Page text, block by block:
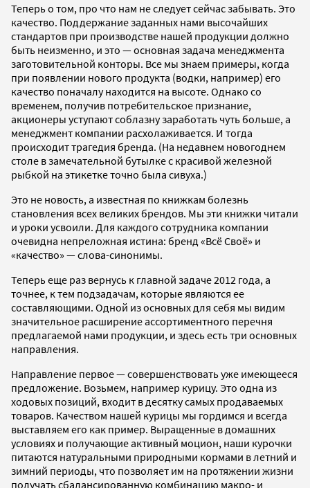
Теперь о том, про что нам не следует сейчас забывать. Это
качество. Поддержание заданных нами высочайших
стандартов при производстве нашей продукции должно
быть неизменно, и это — основная задача менеджмента
заготовительной конторы. Все мы знаем примеры, когда
при появлении нового продукта (водки, например) его
качество поначалу находится на высоте. Однако со
временем, получив потребительское признание,
акционеры уступают соблазну заработать чуть больше, а
менеджмент компании расхолаживается. И тогда
происходит трагедия бренда. (На недавнем новогоднем
столе в замечательной бутылке с красивой железной
рыбкой на этикетке точно была сивуха.)
Это не новость, а известная по книжкам болезнь
становления всех великих брендов. Мы эти книжки читали
и уроки усвоили. Для каждого сотрудника компании
очевидна непреложная истина: бренд «Всё Своё» и
«качество» — слова-синонимы.
Теперь еще раз вернусь к главной задаче 2012 года, а
точнее, к тем подзадачам, которые являются ее
составляющими. Одной из основных для себя мы видим
значительное расширение ассортиментного перечня
предлагаемой нами продукции, и здесь есть три основных
направления.
Направление первое — совершенствовать уже имеющееся
предложение. Возьмем, например курицу. Это одна из
ходовых позиций, входит в десятку самых продаваемых
товаров. Качеством нашей курицы мы гордимся и всегда
выставляем его как пример. Выращенные в домашних
условиях и получающие активный моцион, наши курочки
питаются натуральными природными кормами в летний и
зимний периоды, что позволяет им на протяжении жизни
получать сбалансированную комбинацию макро- и